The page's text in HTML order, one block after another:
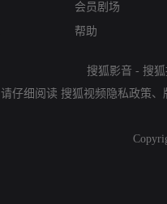
会员剧场
帮助
搜狐影音 - 搜
请仔细阅读 搜狐视频隐私政策、